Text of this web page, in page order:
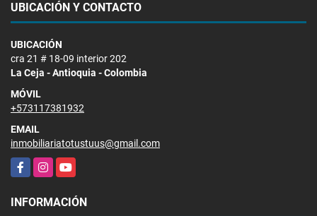
UBICACIÓN Y CONTACTO
UBICACIÓN
cra 21 # 18-09 interior 202
La Ceja - Antioquia - Colombia
MÓVIL
+573117381932
EMAIL
inmobiliariatotustuus@gmail.com
FacebookInstagramYouTube
INFORMACIÓN